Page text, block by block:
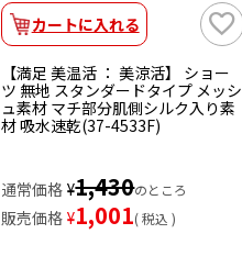
カートに入れる
【満足 美温活 ： 美涼活】 ショー
ツ 無地 スタンダードタイプ メッシ
ュ素材 マチ部分肌側シルク入り素
材 吸水速乾(37-4533F)
通常価格 ¥1,430のところ
販売価格 ¥1,001 税込